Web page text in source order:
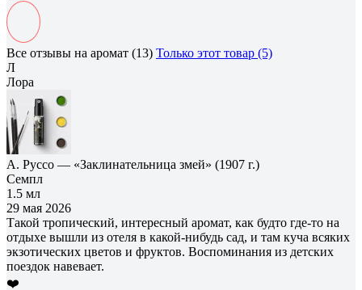
Все отзывы на аромат (13) Только этот товар (5)
Л
Лора
А. Руссо — «Заклинательница змей» (1907 г.)
Семпл
1.5 мл
29 мая 2026
Такой тропический, интересный аромат, как будто где-то на
отдыхе вышли из отеля в какой-нибудь сад, и там куча всяких
экзотических цветов и фруктов. Воспоминания из детских
поездок навевает.
❤️